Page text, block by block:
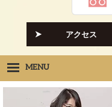
アクセス
MENU
HOPE